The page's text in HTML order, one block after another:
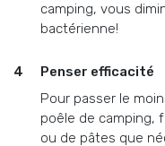
camping, vous
bactérienne!
Penser efficacité
Pour passer le
poêle de camping,
ou de pâtes que